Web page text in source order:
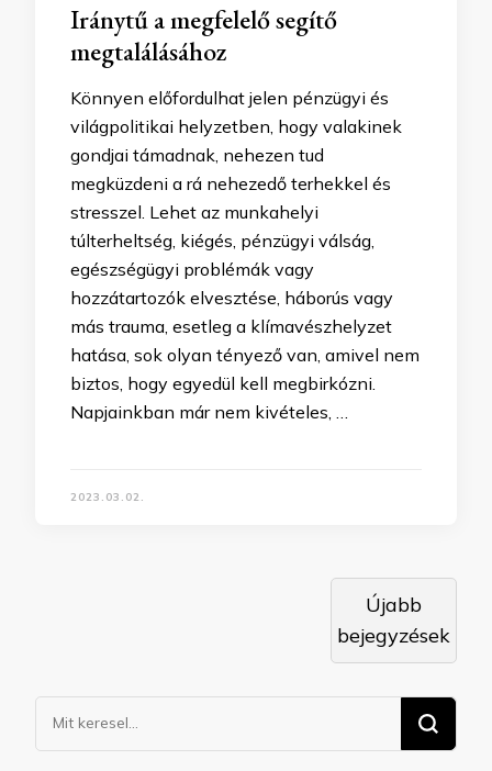
Iránytű a megfelelő segítő
megtalálásához
Könnyen előfordulhat jelen pénzügyi és
világpolitikai helyzetben, hogy valakinek
gondjai támadnak, nehezen tud
megküzdeni a rá nehezedő terhekkel és
stresszel. Lehet az munkahelyi
túlterheltség, kiégés, pénzügyi válság,
egészségügyi problémák vagy
hozzátartozók elvesztése, háborús vagy
más trauma, esetleg a klímavészhelyzet
hatása, sok olyan tényező van, amivel nem
biztos, hogy egyedül kell megbirkózni.
Napjainkban már nem kivételes, …
2023.03.02.
Újabb
bejegyzések